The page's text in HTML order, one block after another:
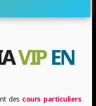
VIPEN
des cours particuliers